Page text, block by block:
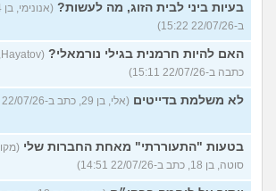
בעיות ביני לבית הזוג, מה לעשות?
ב-22/07/26 15:22)
האם להיות חרמנית בגילי נורמאלי?
כתבה ב-22/07/26 15:11)
לא משלמת בדייטים (אלי, בן 29, כתב ב-22/07/26 15:00)
בטעות "התעוררתי" מאחת החברות שלי
סוטה, בן 18, כתב ב-22/07/26 14:51)